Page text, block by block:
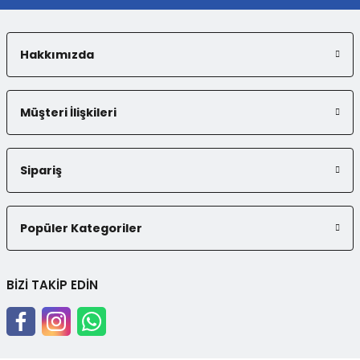
Hakkımızda
Müşteri İlişkileri
Sipariş
Popüler Kategoriler
BİZİ TAKİP EDİN